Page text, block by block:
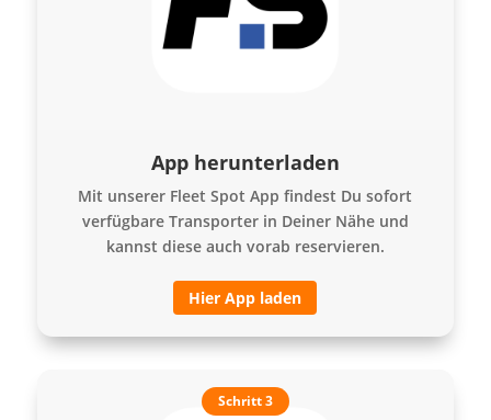
App herunterladen
Mit unserer Fleet Spot App findest Du sofort
verfügbare Transporter in Deiner Nähe und
kannst diese auch vorab reservieren.
Hier App laden
Schritt 3